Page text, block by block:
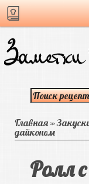
Главная»
дайконом
Ролл